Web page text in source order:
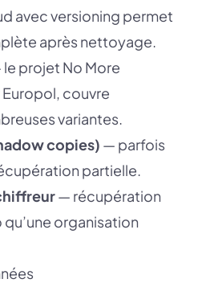
avec versioning permet
après nettoyage.
projet No More
couvre
variantes.
copies) — parfois
partielle.
— récupération
organisation